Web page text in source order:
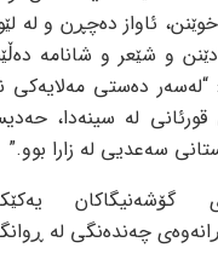
ئاواز ده‌چڕن و له‌
و شێعر و شانامه‌
“له‌سه‌ر ده‌ستی مه‌لایه‌کی
له‌ سینه‌دا،
سه‌عدیی له‌ زارا بوو.”
گۆشه‌نیگاکان
چه‌نده‌نگی له‌